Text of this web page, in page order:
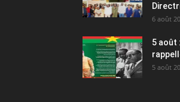
6 août
5 août
5 août